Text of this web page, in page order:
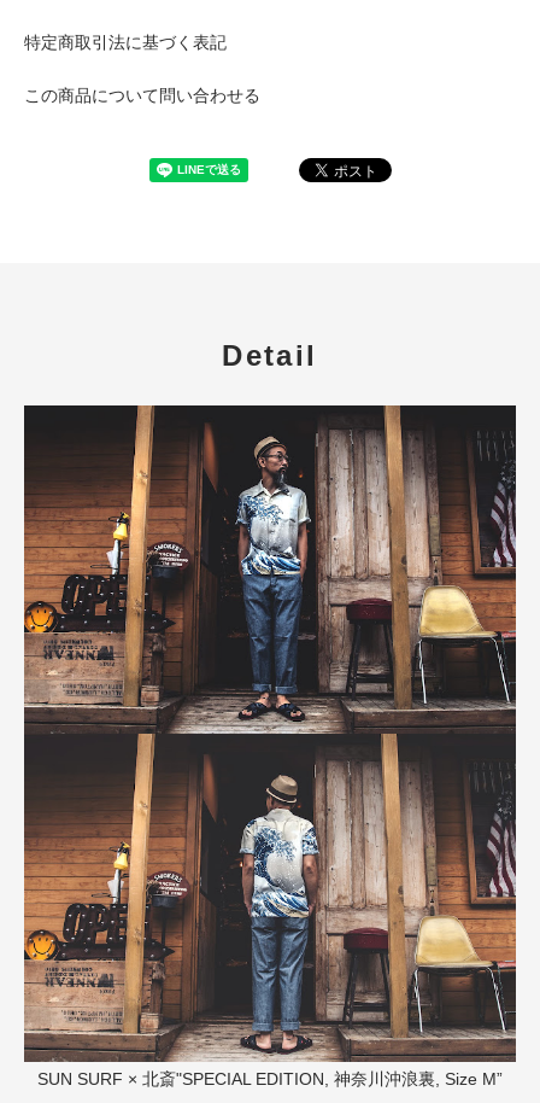
特定商取引法に基づく表記
この商品について問い合わせる
Detail
SUN SURF × 北斎"SPECIAL EDITION, 神奈川沖浪裏, Size M”